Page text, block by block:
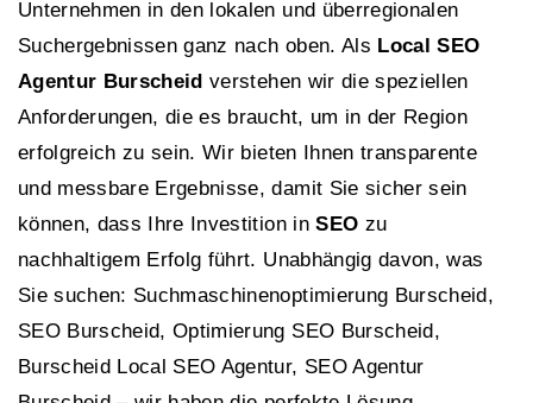
Unternehmen in den lokalen und überregionalen
Suchergebnissen ganz nach oben. Als Local SEO
Agentur Burscheid verstehen wir die speziellen
Anforderungen, die es braucht, um in der Region
erfolgreich zu sein. Wir bieten Ihnen transparente
und messbare Ergebnisse, damit Sie sicher sein
können, dass Ihre Investition inSEO zu
nachhaltigem Erfolg führt. Unabhängig davon, was
Sie suchen: Suchmaschinenoptimierung Burscheid,
SEO Burscheid, Optimierung SEO Burscheid,
Burscheid Local SEO Agentur, SEO Agentur